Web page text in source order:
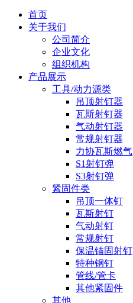
首页
关于我们
公司简介
企业文化
组织机构
产品展示
工具/动力源类
吊顶射钉器
瓦斯射钉器
气动射钉器
常规射钉器
力协瓦斯燃气
S1射钉弹
S3射钉弹
紧固件类
吊顶一体钉
瓦斯射钉
气动射钉
常规射钉
保温锚固射钉
特种钢钉
管线/管卡
其他紧固件
其他